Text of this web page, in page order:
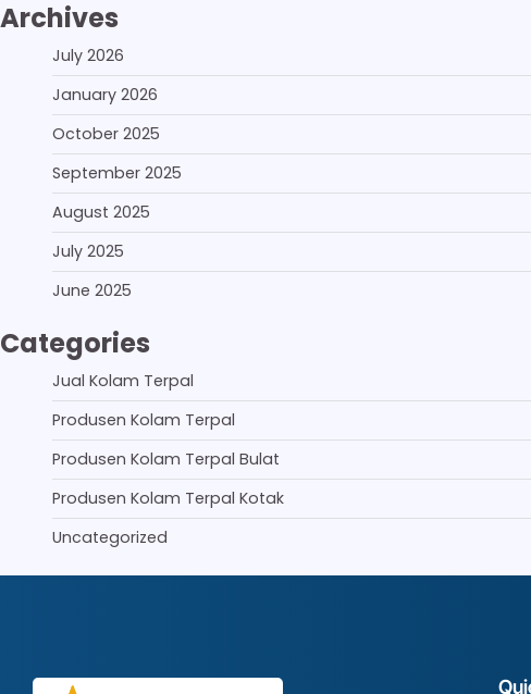
Archives
July 2026
January 2026
October 2025
September 2025
August 2025
July 2025
June 2025
Categories
Jual Kolam Terpal
Produsen Kolam Terpal
Produsen Kolam Terpal Bulat
Produsen Kolam Terpal Kotak
Uncategorized